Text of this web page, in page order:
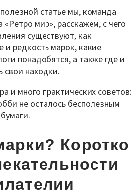
статье мы, команда
«Ретро мир», расскажем, с чего
существуют, как
и редкость марок, какие
понадобятся, а также где и
свои находки.
и много практических советов:
не осталось бесполезным
Коротко